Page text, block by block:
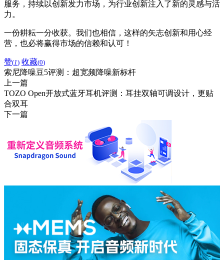
服务，持续以创新发力市场，为行业创新注入了新的灵感与活
力。
一份耕耘一分收获。我们也相信，这样的矢志创新和用心经
营，也必将赢得市场的信赖和认可！
赞(1) 收藏(0)
索尼降噪豆5评测：超宽频降噪新标杆
上一篇
TOZO Open开放式蓝牙耳机评测：耳挂双轴可调设计，更贴
合双耳
下一篇